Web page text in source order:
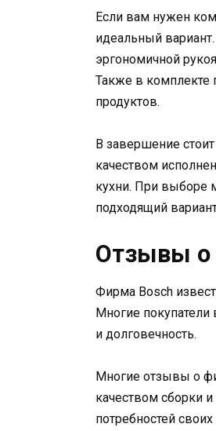
Если вам нужен
идеальный
эргономичной
Также в комплекте
продуктов.
В завершение
качеством
кухни. При выборе
подходящий
Отзывы о
Фирма Bosch
Многие
и долговечность.
Многие отзывы о
качеством сборки
потребностей